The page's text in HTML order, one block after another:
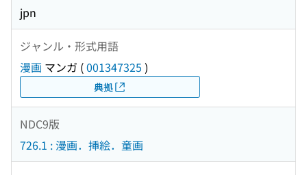
jpn
ジャンル・形式用語
漫画 マンガ (001347325 )
典拠
NDC9版
726.1 : 漫画．挿絵．童画